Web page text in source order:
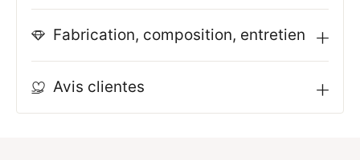
Fabrication, composition, entretien
Avis clientes